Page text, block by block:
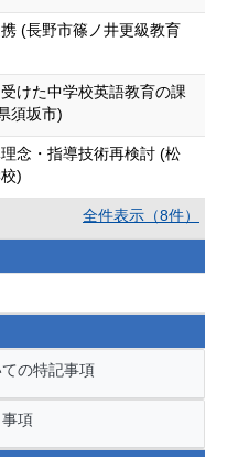
(長野市篠ノ井更級教育
けた中学校英語教育の課
須坂市)
念・指導技術再検討 (松
)
全件表示（8件）
の特記事項
項